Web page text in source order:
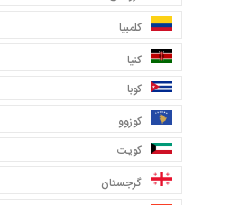
کلمبیا
کنیا
کوبا
کوزوو
کویت
گرجستان